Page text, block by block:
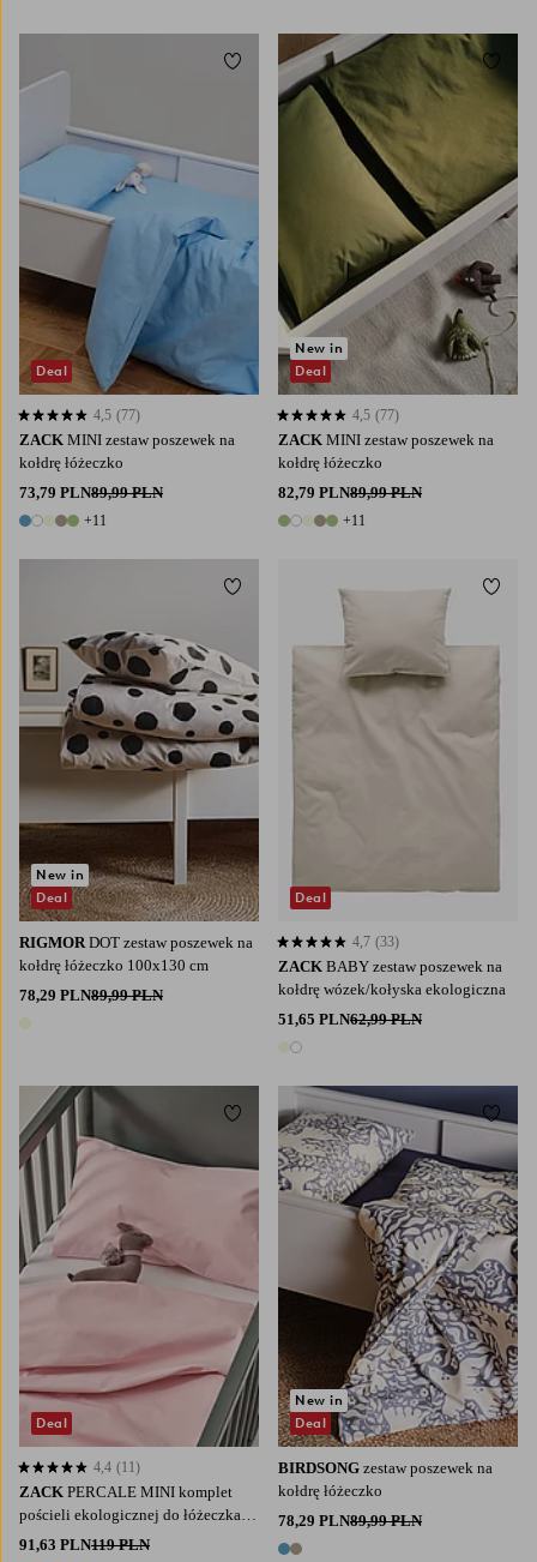
ZACK MINI zestaw poszewek na
kołdrę łóżeczko
73,79 PLN89,99 PLN
16 kolory
+11
4,5 opierając się na 77 ocenach
4,5 (77)
Deal
Dodaj do ulubionych
ZACK MINI zestaw poszewek na
kołdrę łóżeczko
82,79 PLN89,99 PLN
16 kolory
+11
4,5 opierając się na 77 ocenach
4,5 (77)
New in
Deal
RIGMOR DOT zestaw poszewek na
kołdrę łóżeczko 100x130 cm
78,29 PLN89,99 PLN
New in
Deal
Dodaj do ulubionych
ZACK BABY zestaw poszewek na
kołdrę wózek/kołyska ekologiczna
51,65 PLN62,99 PLN
2 kolory
4,7 opierając się na 33 ocenach
4,7 (33)
Deal
ZACK PERCALE MINI komplet
pościeli ekologicznej do łóżeczka
niemowlęcego
91,63 PLN119 PLN
4,4 opierając się na 11 ocenach
4,4 (11)
Deal
Dodaj do ulubionych
BIRDSONG zestaw poszewek na
kołdrę łóżeczko
78,29 PLN89,99 PLN
New in
Deal